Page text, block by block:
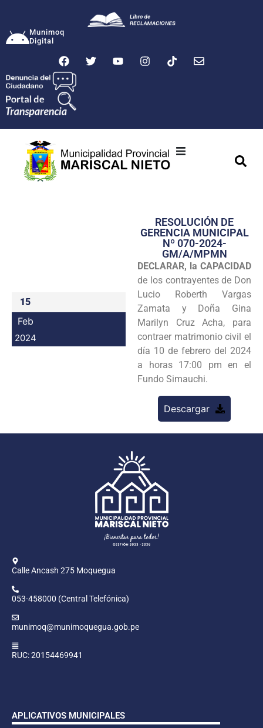
Munimoq
Digital
Transparencia
Seguridad
Programas
Intranet
15
Feb
2024
RESOLUCIÓN DE
GERENCIA MUNICIPAL
Nº 070-2024-
GM/A/MPMN
DECLARAR, la CAPACIDAD
de los contrayentes de Don
Lucio Roberth Vargas
Zamata y Doña Gina
Marilyn Cruz Acha, para
contraer matrimonio civil el
día 10 de febrero del 2024
a horas 17:00 pm en el
Fundo Simauchi.
Descargar
Calle Ancash 275 Moquegua
053-458000 (Central Telefónica)
munimoq@munimoquegua.gob.pe
RUC: 20154469941
APLICATIVOS MUNICIPALES